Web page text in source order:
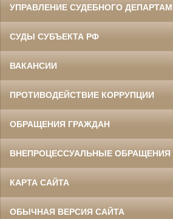
УПРАВЛЕНИЕ СУДЕБНОГО
СУДЫ СУБЪЕКТА РФ
ВАКАНСИИ
ПРОТИВОДЕЙСТВИЕ КОРРУПЦИИ
ОБРАЩЕНИЯ ГРАЖДАН
ВНЕПРОЦЕССУАЛЬНЫЕ ОБРАЩЕНИЯ
КАРТА САЙТА
ОБЫЧНАЯ ВЕРСИЯ САЙТА